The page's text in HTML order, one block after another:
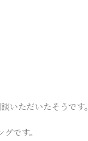
いただいたそうです。
です。